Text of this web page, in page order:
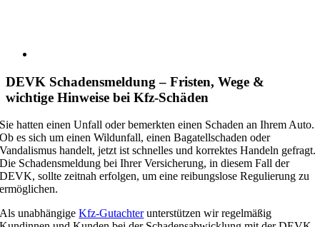
DEVK Schadensmeldung – Fristen, Wege &
wichtige Hinweise bei Kfz-Schäden
Sie hatten einen Unfall oder bemerkten einen Schaden an Ihrem Auto.
Ob es sich um einen Wildunfall, einen Bagatellschaden oder
Vandalismus handelt, jetzt ist schnelles und korrektes Handeln gefragt.
Die Schadensmeldung bei Ihrer Versicherung, in diesem Fall der
DEVK, sollte zeitnah erfolgen, um eine reibungslose Regulierung zu
ermöglichen.
Als unabhängigeKfz-Gutachterunterstützen wir regelmäßig